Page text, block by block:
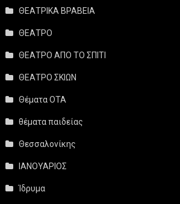
ΘΕΑΤΡΙΚΑ ΒΡΑΒΕΙΑ
ΘΕΑΤΡΟ
ΘΕΑΤΡΟ ΑΠΟ ΤΟ ΣΠΙΤΙ
ΘΕΑΤΡΟ ΣΚΙΩΝ
Θέματα ΟΤΑ
θέματα παιδείας
Θεσσαλονίκης
ΙΑΝΟΥΑΡΙΟΣ
Ίδρυμα